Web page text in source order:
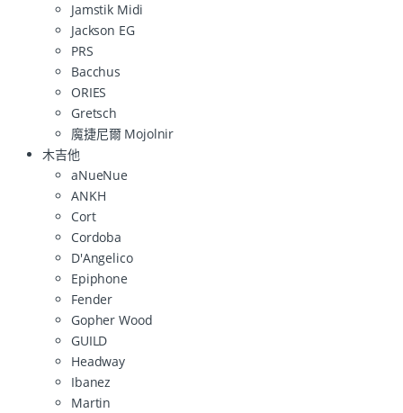
Jamstik Midi
Jackson EG
PRS
Bacchus
ORIES
Gretsch
魔捷尼爾 Mojolnir
木吉他
aNueNue
ANKH
Cort
Cordoba
D'Angelico
Epiphone
Fender
Gopher Wood
GUILD
Headway
Ibanez
Martin